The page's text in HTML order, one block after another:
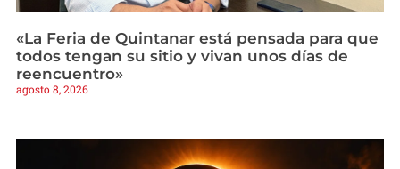
«La Feria de Quintanar está pensada para que
todos tengan su sitio y vivan unos días de
reencuentro»
agosto 8, 2026